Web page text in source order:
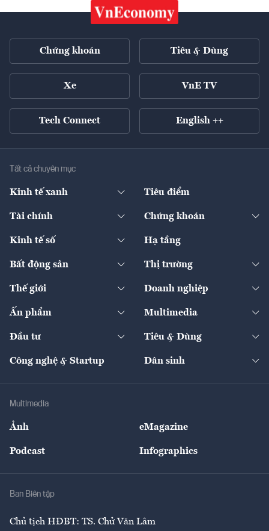
Chứng khoán Tiêu & Dùng
Xe VnE TV
Tech Connect English ++
Tất cả chuyên mục
Kinh tế xanh
Diễn đàn
Tiêu điểm
Tài chính
Ngân hàng
Bảo hiểm
Chứng khoán
Doanh nghiệp niêm yết
Khung pháp lý
Kinh tế số
Sản phẩm - Thị trường
Start-up
Quản trị số
Hạ tầng
Bất động sản
Chính sách
Tư vấn
Thị trường
Thị trường
Nông sản
Thế giới
Kinh tế
Doanh nghiệp
Ấn phẩm
The Guide
Multimedia
Đầu tư Tiêu & Dùng
Giải trí
Công nghệ & Startup Dân sinh
Multimedia
Ảnh eMagazine
Podcast Infographics
Ban Biên tập
Chủ tịch HĐBT: TS. Chử Văn Lâm